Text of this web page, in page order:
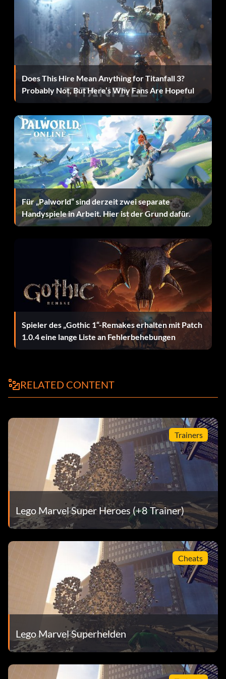
Zielsetzung: Beende Level 7 - Bifrosty Reception
Verbrüderung (Bronze)
Zielsetzung: Sammle alle traditionell bösen Mutanten
(Einzelspieler)
Kann mir nicht wehtun Bub (Bronze)
Zielsetzung: Sich als Wolverine regenerieren
Cosplay (Bronze)
Zielsetzung: Einen eigenen Charakter erstellen
Arzt im Haus (Bronze)
Zielsetzung: Beende Level 9 - Der Arzt im Haus
Kenne ich dich nicht? (Bronze)
Zielsetzung: Verbinden Sie Captain America mit Human
Torch (Co-op)
Zielsetzung: Abschluss von Stufe 3 - Forschungslabor
Zielsetzung: Erster Fallschirmsprung mit dem Helicarrier
Fastball Spezial (Bronze)
Zielsetzung: Führe als Colossus eine spezielle
Wurfbewegung gegen Wolverine aus.
Zielsetzung: Alle Wächter der Galaxis freischalten
(Einzelspieler)
Ich bin Iron Man (Bronze)
Zielsetzung: Sammle alle Iron Man-Rüstungen
(Einzelspieler)
Es ist Zeit für Clobberin’! (Bronze)
Does This Hire Mean Anything for Titanfall 3?
Probably Not, But Here’s Why Fans Are Hopeful
Für „Palworld“ sind derzeit zwei separate
Handyspiele in Arbeit. Hier ist der Grund dafür.
Spieler des „Gothic 1“-Remakes erhalten mit Patch
1.0.4 eine lange Liste an Fehlerbehebungen
RELATED CONTENT
Trainers
Lego Marvel Super Heroes (+8 Trainer)
Cheats
Lego Marvel Superhelden